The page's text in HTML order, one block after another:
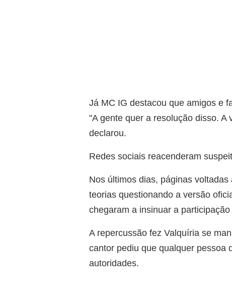
Já MC IG destacou que amigos e
"A gente quer a resolução disso.
declarou.
Redes sociais reacenderam
Nos últimos dias, páginas
teorias questionando a versão
chegaram a insinuar a
A repercussão fez Valquíria se
cantor pediu que qualquer pessoa
autoridades.